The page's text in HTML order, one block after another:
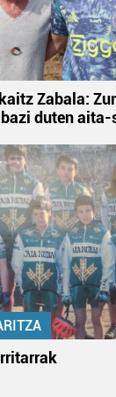
esplizitua
Zabala:
duten aita-